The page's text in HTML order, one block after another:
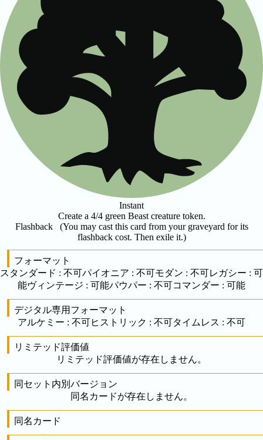
Instant
Create a 4/4 green Beast creature token.
Flashback
(You may cast this card from your graveyard for its
flashback cost. Then exile it.)
フォーマット
スタンダード : 不可パイオニア : 不可モダン : 不可レガシー : 可
能ヴィンテージ : 可能パウパー : 不可コマンダー : 可能
デジタル専用フォーマット
アルケミー : 不可ヒストリック : 不可タイムレス : 不可
リミテッド評価値
リミテッド評価値が存在しません。
同セット内別バージョン
同名カードが存在しません。
同名カード